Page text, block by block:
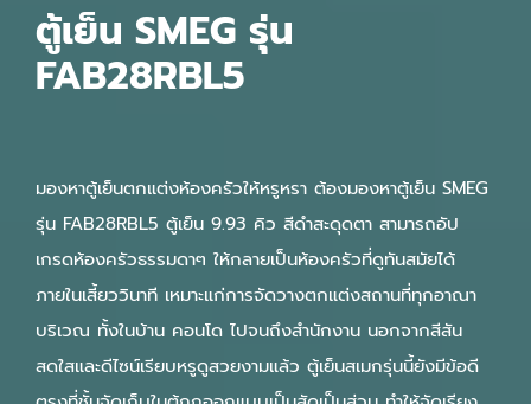
ตู้เย็น SMEG รุ่น
FAB28RBL5
มองหาตู้เย็นตกแต่งห้องครัวให้หรูหรา ต้องมองหาตู้เย็น SMEG
รุ่น FAB28RBL5 ตู้เย็น 9.93 คิว สีดำสะดุดตา สามารถอัป
เกรดห้องครัวธรรมดาๆ ให้กลายเป็นห้องครัวที่ดูทันสมัยได้
ภายในเสี้ยววินาที เหมาะแก่การจัดวางตกแต่งสถานที่ทุกอาณา
บริเวณ ทั้งในบ้าน คอนโด ไปจนถึงสำนักงาน นอกจากสีสัน
สดใสและดีไซน์เรียบหรูดูสวยงามแล้ว ตู้เย็นสเมกรุ่นนี้ยังมีข้อดี